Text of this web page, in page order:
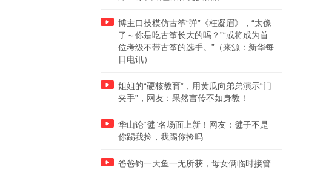
博主口技模仿古筝“弹”《枉凝眉》，“太像
了～你是吃古筝长大的吗？”“或将成为首
位考级不带古筝的选手。”（来源：新华每
日电讯）
姐姐的“硬核教育”，用黄瓜向弟弟演示“门
夹手”，网友：果然言传不如身教！
华山论“毽”名场面上新！网友：毽子不是
你踢我捡，我踢你捡吗
爸爸钓一天鱼一无所获，母女俩临时接管